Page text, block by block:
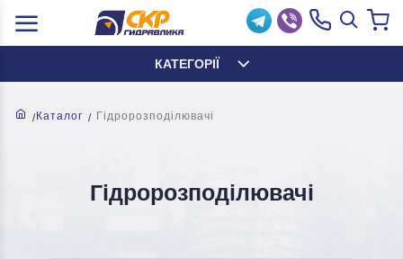
КАТЕГОРІЇ
Каталог Гідророзподілювачі
Гідророзподілювачі